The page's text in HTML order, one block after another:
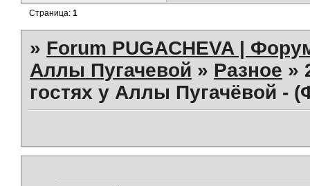
Страница:1
» Forum PUGACHEVA |
Аллы Пугачевой » Разное »
гостях у Аллы Пугачёвой -